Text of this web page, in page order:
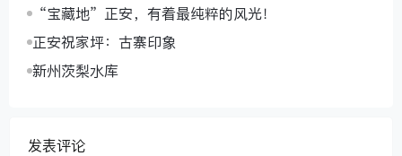
“宝藏地”正安，有着最纯粹的风光！
正安祝家坪：古寨印象
新州茨梨水库
发表评论